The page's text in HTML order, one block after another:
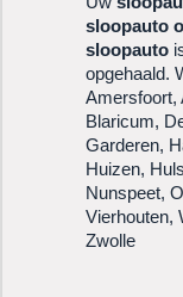
sloopauto
sloopauto
opgehaald.
Amersfoort,
Blaricum,
Garderen,
Huizen,
Nunspeet,
Vierhouten,
Zwolle